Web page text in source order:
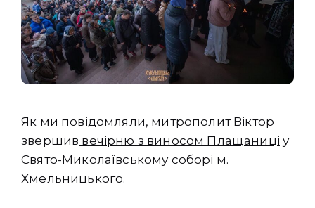
Як ми повідомляли, митрополит Віктор
звершив вечірню з виносом Плащаниці у
Свято-Миколаївському соборі м.
Хмельницького.